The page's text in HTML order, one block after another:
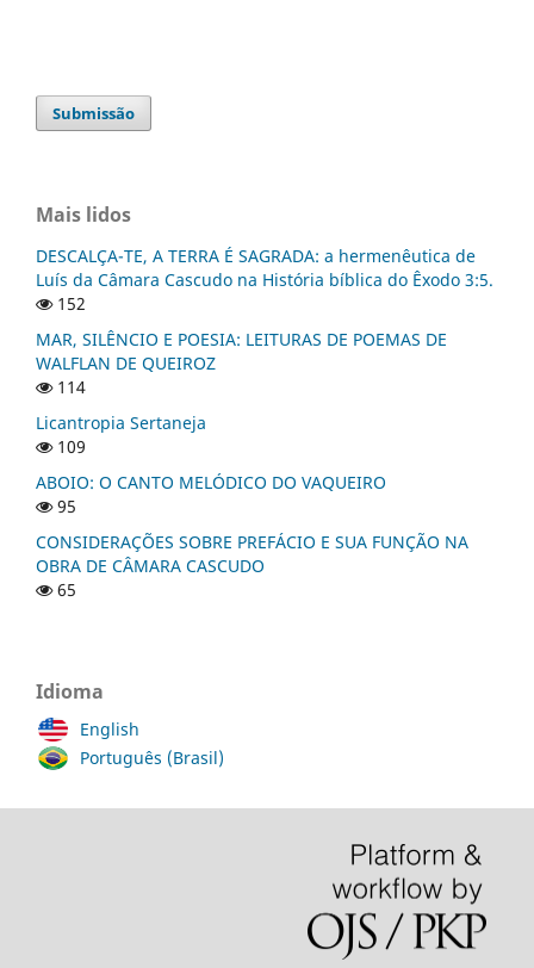
Submissão
Mais lidos
DESCALÇA-TE, A TERRA É SAGRADA: a hermenêutica de
Luís da Câmara Cascudo na História bíblica do Êxodo 3:5.
152
MAR, SILÊNCIO E POESIA: LEITURAS DE POEMAS DE
WALFLAN DE QUEIROZ
114
Licantropia Sertaneja
109
ABOIO: O CANTO MELÓDICO DO VAQUEIRO
95
CONSIDERAÇÕES SOBRE PREFÁCIO E SUA FUNÇÃO NA
OBRA DE CÂMARA CASCUDO
65
Idioma
English
Português (Brasil)